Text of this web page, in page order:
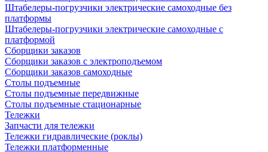
Штабелеры-погрузчики электрические самоходные без
платформы
Штабелеры-погрузчики электрические самоходные с
платформой
Сборщики заказов
Сборщики заказов с электроподъемом
Сборщики заказов самоходные
Столы подъемные
Столы подъемные передвижные
Столы подъемные стационарные
Тележки
Запчасти для тележки
Тележки гидравлические (роклы)
Тележки платформенные